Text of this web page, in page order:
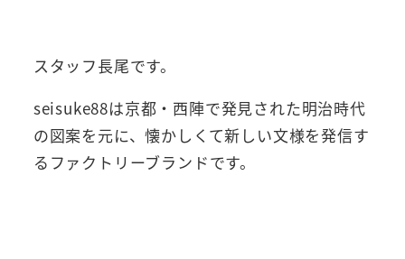
スタッフ長尾です。
seisuke88は京都・西陣で発見された明治時代
の図案を元に、懐かしくて新しい文様を発信す
るファクトリーブランドです。